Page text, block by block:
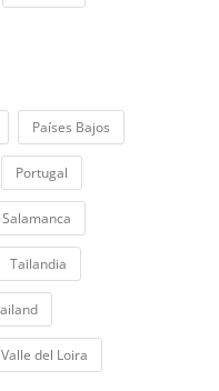
Países Bajos
Portugal
Salamanca
Tailandia
Valle del Loira